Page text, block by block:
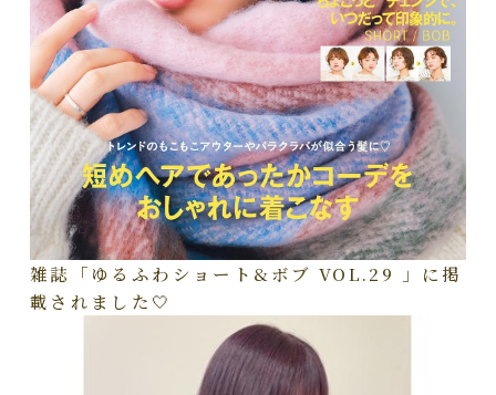
雑誌「ゆるふわショート&ボブ VOL.29 」に掲
載されました🤍